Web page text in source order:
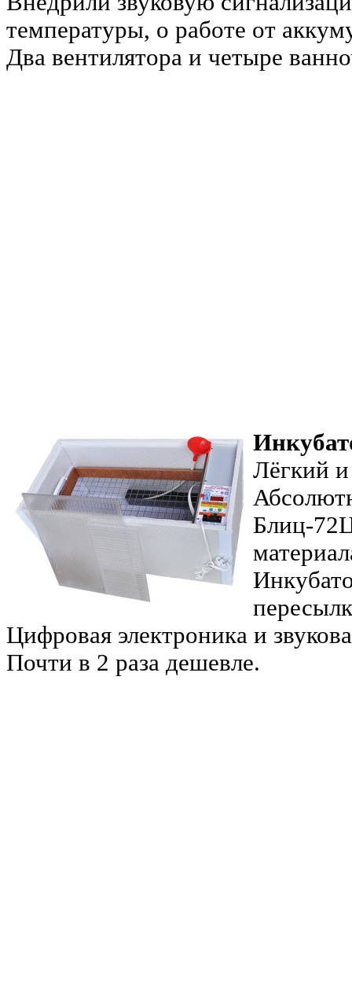
температуры, о работе от
Два вентилятора и четыре
Лёгкий
Блиц-
Цифровая электроника и
Почти в 2 раза дешевле.